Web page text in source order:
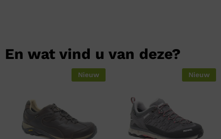
En wat vind u van deze?
Nieuw Nieuw